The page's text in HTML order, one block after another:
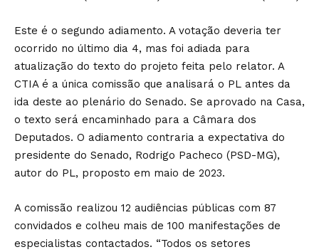
Este é o segundo adiamento. A votação deveria ter
ocorrido no último dia 4, mas foi adiada para
atualização do texto do projeto feita pelo relator. A
CTIA é a única comissão que analisará o PL antes da
ida deste ao plenário do Senado. Se aprovado na Casa,
o texto será encaminhado para a Câmara dos
Deputados. O adiamento contraria a expectativa do
presidente do Senado, Rodrigo Pacheco (PSD-MG),
autor do PL, proposto em maio de 2023.
A comissão realizou 12 audiências públicas com 87
convidados e colheu mais de 100 manifestações de
especialistas contactados. “Todos os setores